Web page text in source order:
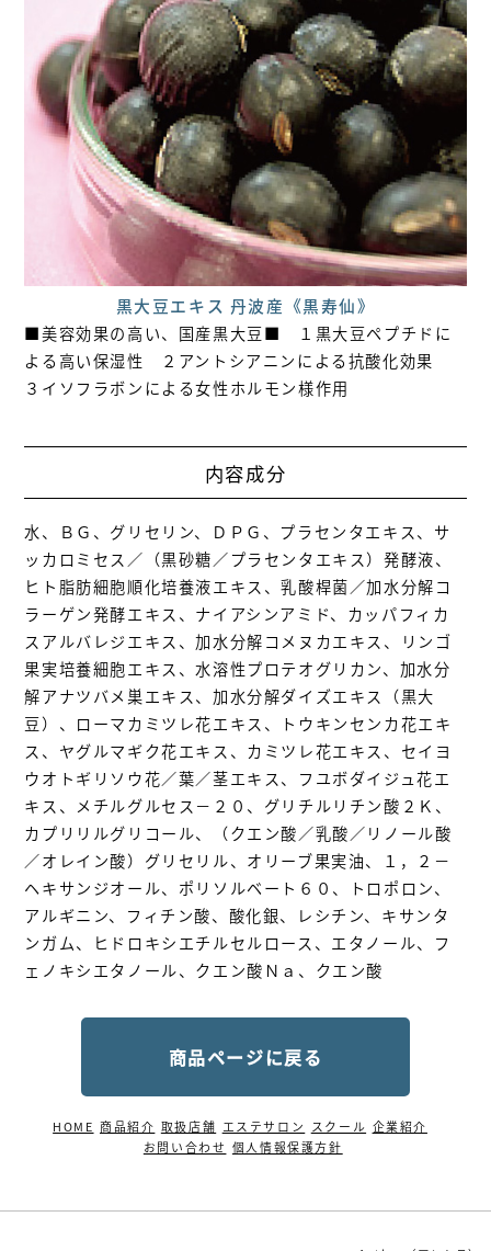
黒大豆エキス 丹波産《黒寿仙》
■美容効果の高い、国産黒大豆■ １黒大豆ペプチドに
よる高い保湿性 ２アントシアニンによる抗酸化効果
３イソフラボンによる女性ホルモン様作用
内容成分
水、ＢＧ、グリセリン、ＤＰＧ、プラセンタエキス、サ
ッカロミセス／（黒砂糖／プラセンタエキス）発酵液、
ヒト脂肪細胞順化培養液エキス、乳酸桿菌／加水分解コ
ラーゲン発酵エキス、ナイアシンアミド、カッパフィカ
スアルバレジエキス、加水分解コメヌカエキス、リンゴ
果実培養細胞エキス、水溶性プロテオグリカン、加水分
解アナツバメ巣エキス、加水分解ダイズエキス（黒大
豆）、ローマカミツレ花エキス、トウキンセンカ花エキ
ス、ヤグルマギク花エキス、カミツレ花エキス、セイヨ
ウオトギリソウ花／葉／茎エキス、フユボダイジュ花エ
キス、メチルグルセス－２０、グリチルリチン酸２Ｋ、
カプリリルグリコール、（クエン酸／乳酸／リノール酸
／オレイン酸）グリセリル、オリーブ果実油、１，２－
ヘキサンジオール、ポリソルベート６０、トロポロン、
アルギニン、フィチン酸、酸化銀、レシチン、キサンタ
ンガム、ヒドロキシエチルセルロース、エタノール、フ
ェノキシエタノール、クエン酸Ｎａ、クエン酸
商品ページに戻る
HOME 商品紹介 取扱店舗 エステサロン スクール 企業紹介
お問い合わせ 個人情報保護方針